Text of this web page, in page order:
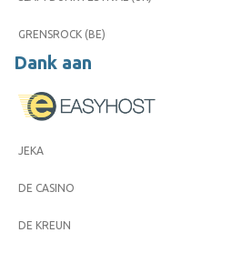
GRENSROCK (BE)
Dank aan
JEKA
DE CASINO
DE KREUN